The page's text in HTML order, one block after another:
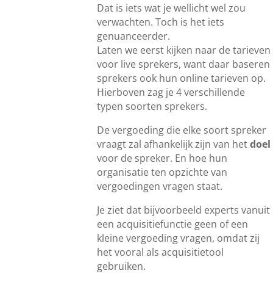
Dat is iets wat je wellicht wel zou
verwachten. Toch is het iets
genuanceerder.
Laten we eerst kijken naar de tarieven
voor live sprekers, want daar baseren
sprekers ook hun online tarieven op.
Hierboven zag je 4 verschillende
typen soorten sprekers.
De vergoeding die elke soort spreker
vraagt zal afhankelijk zijn van hetdoel
voor de spreker. En hoe hun
organisatie ten opzichte van
vergoedingen vragen staat.
Je ziet dat bijvoorbeeld experts vanuit
een acquisitiefunctie geen of een
kleine vergoeding vragen, omdat zij
het vooral als acquisitietool
gebruiken.